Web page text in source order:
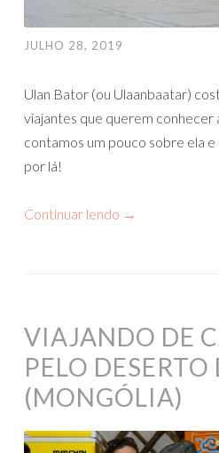
JULHO 28, 2019
Ulan Bator (ou Ulaanbaatar)
viajantes que querem conhecer
contamos um pouco sobre ela
por lá!
Continuar lendo →
VIAJANDO DE
PELO DESERTO
(MONGÓLIA)